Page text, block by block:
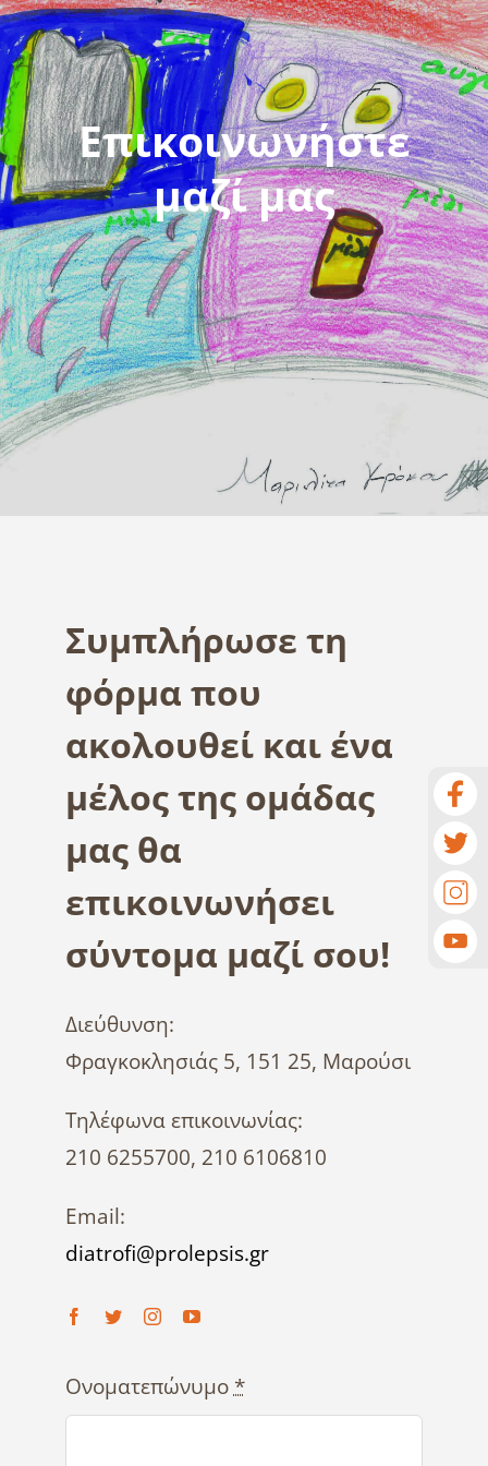
Νέα
Επικοινωνία
GR
Επικοινωνήστε
μαζί μας
Συμπλήρωσε τη
φόρμα που
ακολουθεί και ένα
μέλος της ομάδας
μας θα
επικοινωνήσει
σύντομα μαζί σου!
Διεύθυνση:
Φραγκοκλησιάς 5, 151 25, Μαρούσι
Τηλέφωνα επικοινωνίας:
210 6255700, 210 6106810
Email:
diatrofi@prolepsis.gr
Ονοματεπώνυμο*